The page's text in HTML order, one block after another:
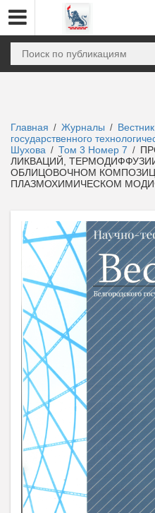
Главная / Журналы /
государственного
Шухова / Том 3 Номер 7 /
ЛИКВАЦИЙ,
ОБЛИЦОВОЧНОМ
ПЛАЗМОХИМИЧЕСКОМ